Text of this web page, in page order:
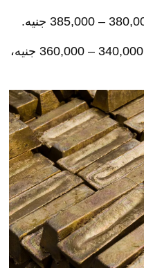
: 340,000 – 360,000 جنيه،